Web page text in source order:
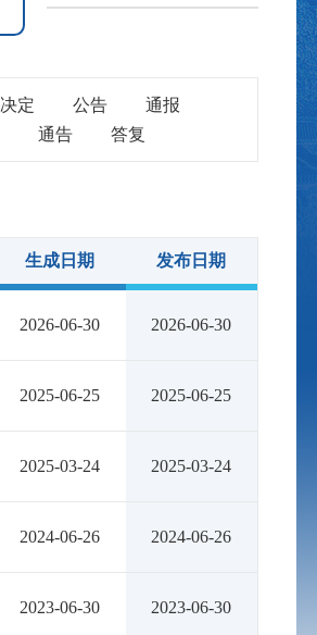
决定 公告
通报
通告 答复
生成日期 发布日期
2026-06-30 2026-06-30
2025-06-25 2025-06-25
2025-03-24 2025-03-24
2024-06-26 2024-06-26
2023-06-30 2023-06-30